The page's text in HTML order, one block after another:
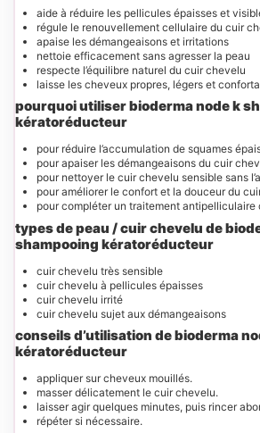
aide à réduire les pellicules épaisses et
régule le renouvellement cellulaire du cuir
apaise les démangeaisons et irritations
nettoie efficacement sans agresser la peau
respecte l’équilibre naturel du cuir chevelu
laisse les cheveux propres, légers et
pourquoi utiliser bioderma node k
kératoréducteur
pour réduire l’accumulation de squames
pour apaiser les démangeaisons du cuir
pour nettoyer le cuir chevelu sensible sans
pour améliorer le confort et la douceur du
pour compléter un traitement antipelliculaire
types de peau / cuir chevelu de
shampooing kératoréducteur
cuir chevelu très sensible
cuir chevelu à pellicules épaisses
cuir chevelu irrité
cuir chevelu sujet aux démangeaisons
conseils d’utilisation de bioderma
kératoréducteur
appliquer sur cheveux mouillés.
masser délicatement le cuir chevelu.
laisser agir quelques minutes, puis rincer
répéter si nécessaire.